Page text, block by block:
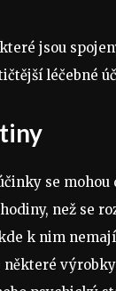
jsou
léčebné
se mohou
než se
k nim